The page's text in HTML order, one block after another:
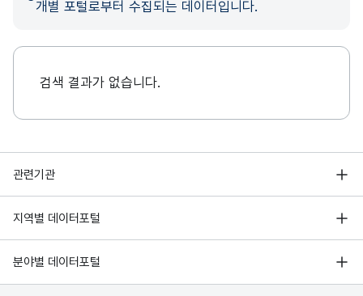
개별 포털로부터 수집되는 데이터입니다.
검색 결과가 없습니다.
관련기관
행정안전부
한국지능정보사회진흥원
국가정보자원관리원
지역별 데이터포털
서울 열린데이터광장
경기데이터드림
분야별 데이터포털
기상자료개방포털
국토교통부 공간정보오픈플랫폼